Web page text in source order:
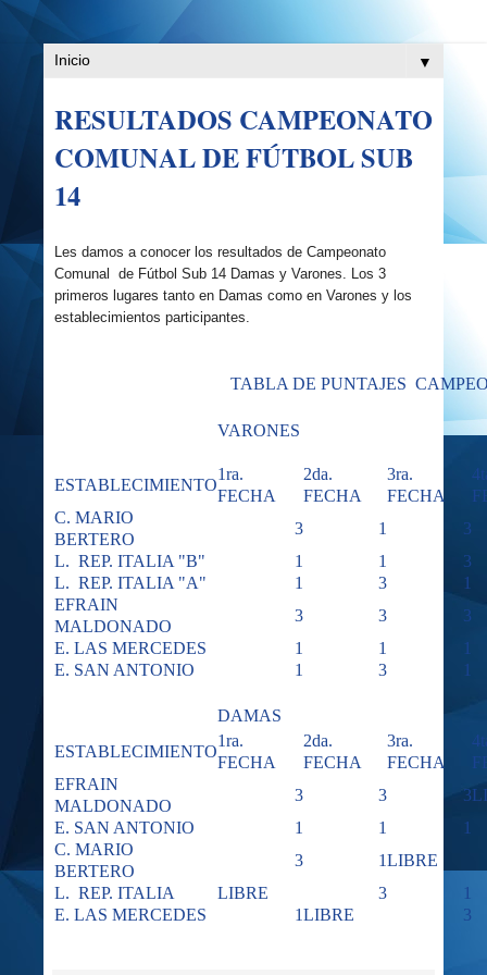
▼
RESULTADOS CAMPEONATO
COMUNAL DE FÚTBOL SUB
14
Les damos a conocer los resultados de Campeonato
Comunal de Fútbol Sub 14 Damas y Varones. Los 3
primeros lugares tanto en Damas como en Varones y los
establecimientos participantes.
TABLA DE PUNTAJES
VARONES
ESTABLECIMIENTO
1ra.
FECHA
2da.
FECHA
3ra.
FECHA
C. MARIO
BERTERO
3 1
3
L. REP. ITALIA "B"
1 1
3
L. REP. ITALIA "A"
1 3
1
EFRAIN
MALDONADO
3 3
3
E. LAS MERCEDES
1 1
1
E. SAN ANTONIO
1 3 1
DAMAS
ESTABLECIMIENTO
1ra.
FECHA
2da.
FECHA
3ra.
FECHA
EFRAIN
MALDONADO
3 3 3
E. SAN ANTONIO
1 1
1
C. MARIO
BERTERO
3 1LIBRE
L. REP. ITALIA
LIBRE 3
1
E. LAS MERCEDES
1LIBRE 3